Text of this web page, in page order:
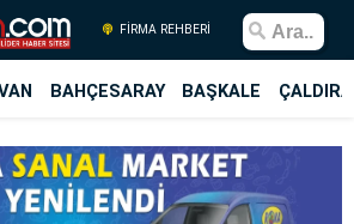
FİRMA REHBERİ
BAHÇESARAY BAŞKALE